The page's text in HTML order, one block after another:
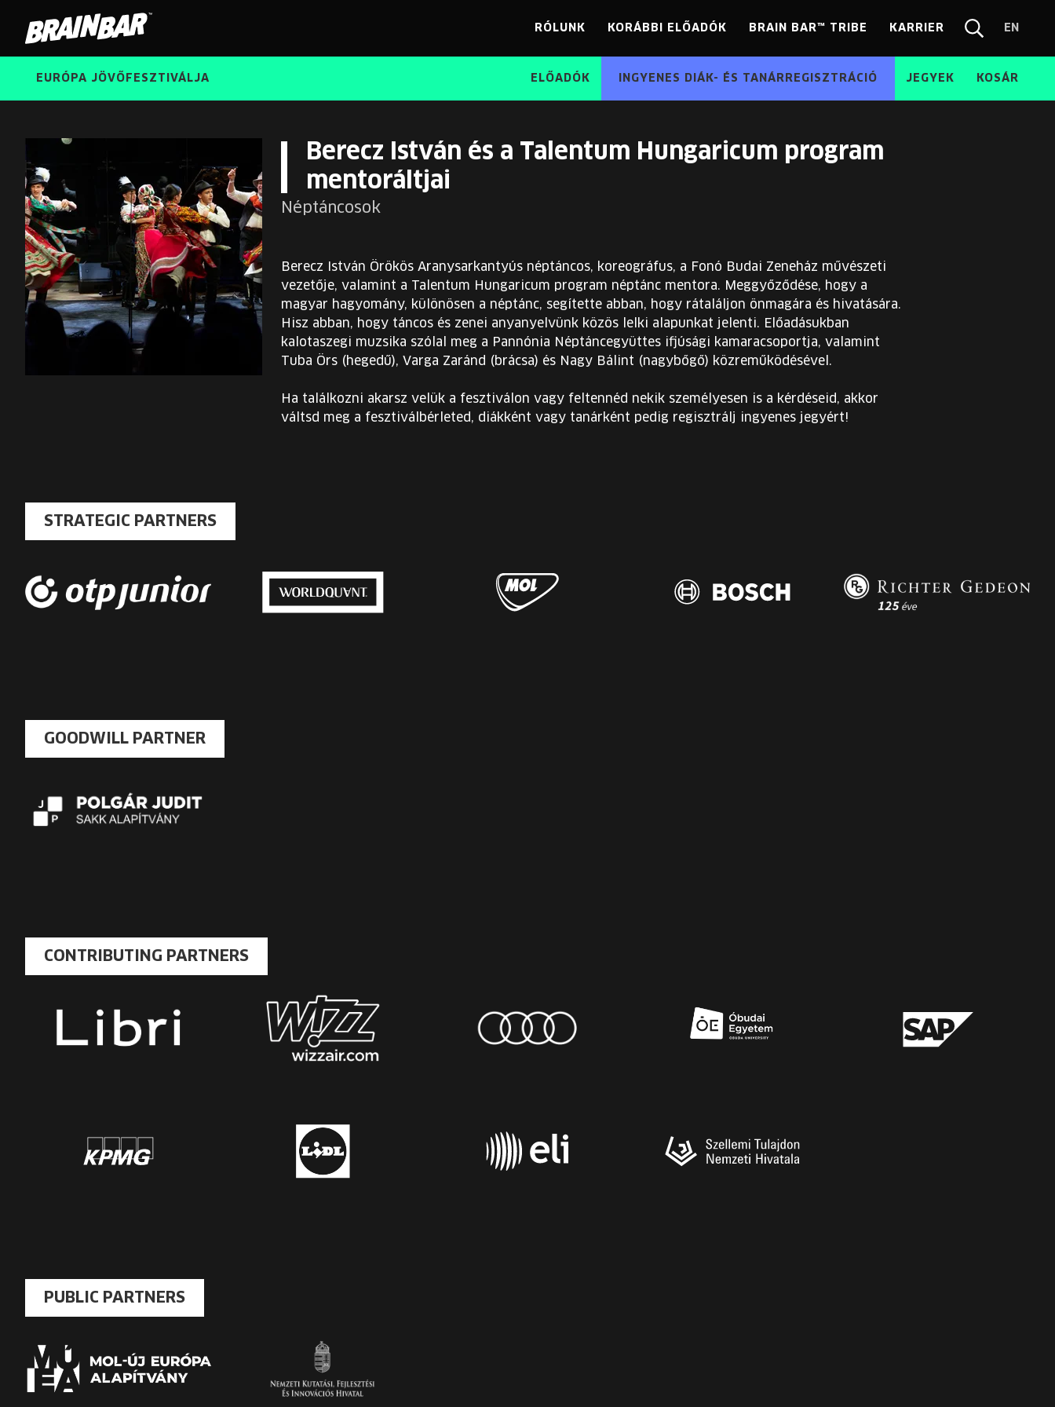
Bar
RÓLUNK KORÁBBI ELŐADÓK BRAIN BAR™ TRIBE KARRIER EN
EN
EURÓPA JÖVŐFESZTIVÁLJA ELŐADÓK INGYENES DIÁK- ÉS TANÁRREGISZTRÁCIÓ JEGYEK KOSÁR
Berecz István és a Talentum Hungaricum program
mentoráltjai
Néptáncosok
Berecz István Örökös Aranysarkantyús néptáncos, koreográfus, a Fonó Budai Zeneház művészeti
vezetője, valamint a Talentum Hungaricum program néptánc mentora. Meggyőződése, hogy a
magyar hagyomány, különösen a néptánc, segítette abban, hogy rátaláljon önmagára és hivatására.
Hisz abban, hogy táncos és zenei anyanyelvünk közös lelki alapunkat jelenti. Előadásukban
kalotaszegi muzsika szólal meg a Pannónia Néptáncegyüttes ifjúsági kamaracsoportja, valamint
Tuba Örs (hegedű), Varga Zaránd (brácsa) és Nagy Bálint (nagybőgő) közreműködésével.
Ha találkozni akarsz velük a fesztiválon vagy feltennéd nekik személyesen is a kérdéseid, akkor
váltsd meg a fesztiválbérleted, diákként vagy tanárként pedig regisztrálj ingyenes jegyért!
STRATEGIC PARTNERS
GOODWILL PARTNER
CONTRIBUTING PARTNERS
PUBLIC PARTNERS